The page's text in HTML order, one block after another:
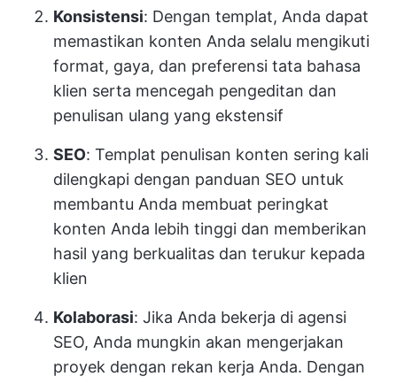
Konsistensi: Dengan templat, Anda dapat
memastikan konten Anda selalu mengikuti
format, gaya, dan preferensi tata bahasa
klien serta mencegah pengeditan dan
penulisan ulang yang ekstensif
SEO: Templat penulisan konten sering kali
dilengkapi dengan panduan SEO untuk
membantu Anda membuat peringkat
konten Anda lebih tinggi dan memberikan
hasil yang berkualitas dan terukur kepada
klien
Kolaborasi: Jika Anda bekerja di agensi
SEO, Anda mungkin akan mengerjakan
proyek dengan rekan kerja Anda. Dengan